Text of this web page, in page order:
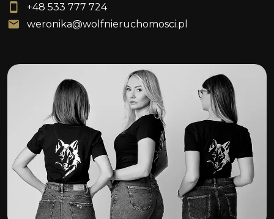
+48 533 777 724
weronika@wolfnieruchomosci.pl